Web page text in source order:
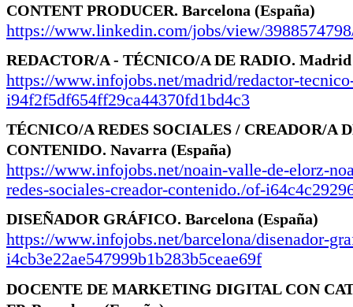
CONTENT PRODUCER. Barcelona (España)
https://www.linkedin.com/jobs/view/
REDACTOR/A - TÉCNICO/A DE RADIO.
https://www.infojobs.net/madrid/redactor-
i94f2f5df654ff29ca44370fd1bd4c3
TÉCNICO/A REDES SOCIALES / CREADOR/A
CONTENIDO. Navarra (España)
https://www.infojobs.net/noain-valle-de-elorz-
redes-sociales-creador-contenido./of-
DISEÑADOR GRÁFICO. Barcelona (España)
https://www.infojobs.net/barcelona/disenador-
i4cb3e22ae547999b1b283b5ceae69f
DOCENTE DE MARKETING DIGITAL CON